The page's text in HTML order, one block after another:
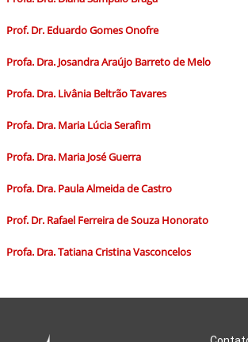
Prof. Dr. Eduardo Gomes Onofre
Profa. Dra. Josandra Araújo Barreto de Melo
Profa. Dra. Livânia Beltrão Tavares
Profa. Dra. Maria Lúcia Serafim
Profa. Dra. Maria José Guerra
Profa. Dra. Paula Almeida de Castro
Prof. Dr. Rafael Ferreira de Souza Honorato
Profa. Dra.Tatiana Cristina Vasconcelos